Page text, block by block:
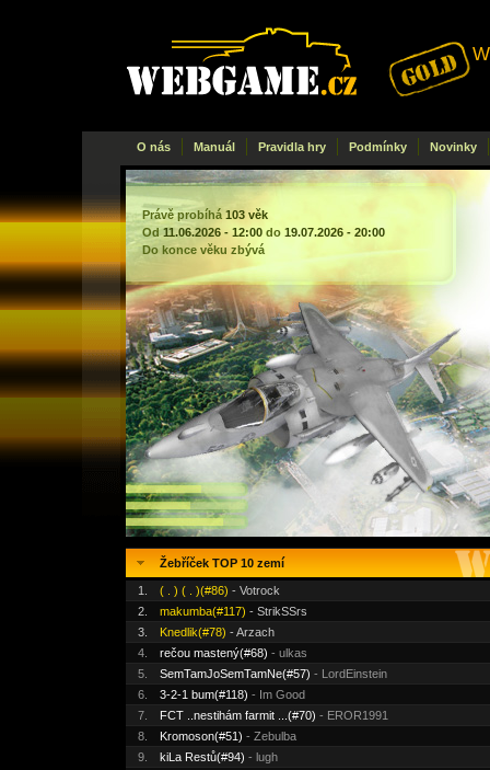
Webgame.cz
O nás Manuál Pravidla hry Podmínky Novinky
Právě probíhá 103 věk
Od 11.06.2026 - 12:00 do 19.07.2026 - 20:00
Do konce věku zbývá
Žebříček TOP 10 zemí
1. ( . ) ( . )(#86) - Votrock
2.
makumba(#117) - StrikSSrs
3.
Knedlik(#78) - Arzach
4.
rečou mastený(#68) - ulkas
5.
SemTamJoSemTamNe(#57) - LordEinstein
6.
3-2-1 bum(#118) - Im Good
7.
FCT ..nestihám farmit ...(#70) - EROR1991
8.
Kromoson(#51) - Zebulba
9.
kiLa Restů(#94) - lugh